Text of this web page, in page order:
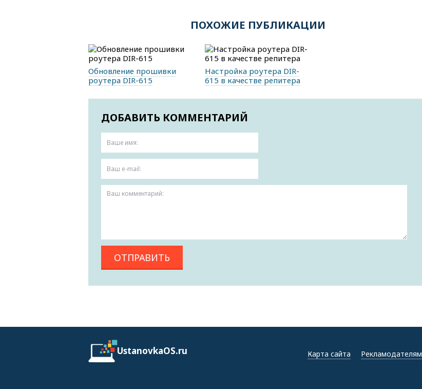
ПОХОЖИЕ ПУБЛИКАЦИИ
Обновление прошивки
роутера DIR-615
Настройка роутера DIR-
615 в качестве репитера
ДОБАВИТЬ КОММЕНТАРИЙ
UstanovkaOS.ru Карта сайта Рекламодателям